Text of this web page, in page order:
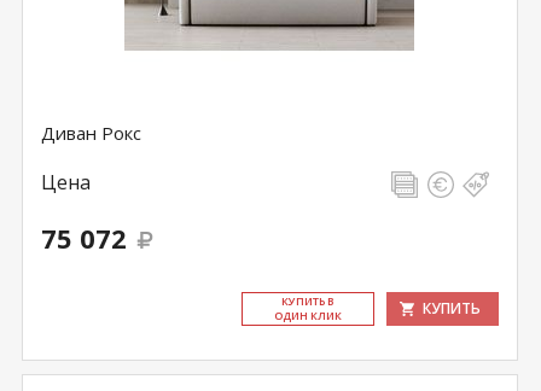
Диван Рокс
Цена
75 072
КУ­ПИТЬ В
ОДИН КЛИК
КУПИТЬ